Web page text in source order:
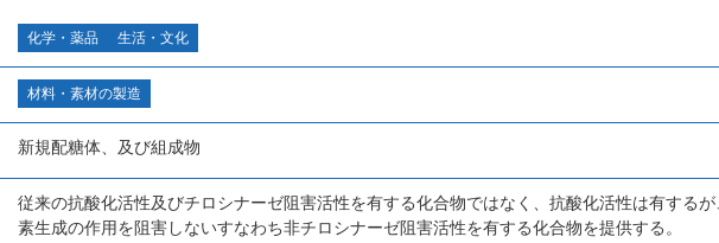
化学・薬品 生活・文化
材料・素材の製造
新規配糖体、及び組成物
従来の抗酸化活性及びチロシナーゼ阻害活性を有する化合物ではなく、抗酸化活性は有する
素生成の作用を阻害しないすなわち非チロシナーゼ阻害活性を有する化合物を提供する。